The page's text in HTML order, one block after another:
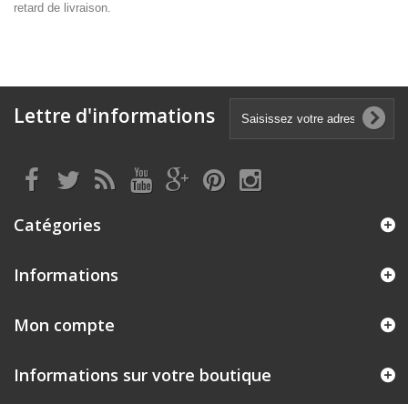
retard de livraison.
Lettre d'informations
Catégories
Informations
Mon compte
Informations sur votre boutique